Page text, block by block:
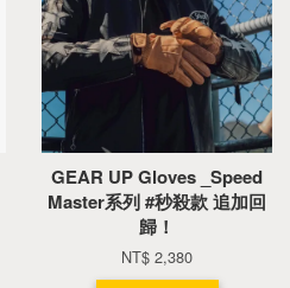
GEAR UP Gloves _Speed
Master系列 #秒殺款 追加回
歸！
NT$ 2,380